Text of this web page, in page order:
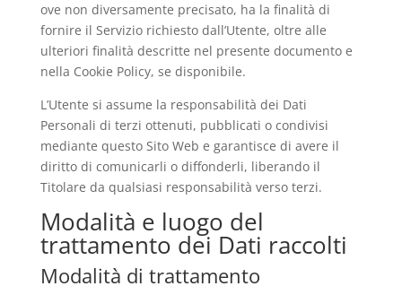
ove non diversamente precisato, ha la finalità di
fornire il Servizio richiesto dall’Utente, oltre alle
ulteriori finalità descritte nel presente documento e
nella Cookie Policy, se disponibile.
L’Utente si assume la responsabilità dei Dati
Personali di terzi ottenuti, pubblicati o condivisi
mediante questo Sito Web e garantisce di avere il
diritto di comunicarli o diffonderli, liberando il
Titolare da qualsiasi responsabilità verso terzi.
Modalità e luogo del
trattamento dei Dati raccolti
Modalità di trattamento